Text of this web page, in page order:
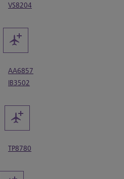
VS8204
AA6857
IB3502
TP8780